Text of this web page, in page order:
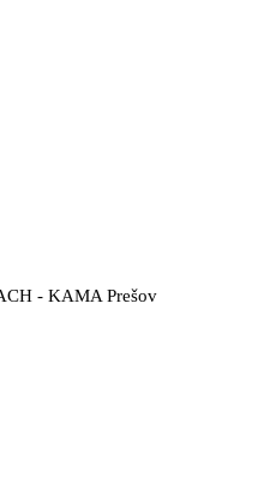
- KAMA Prešov